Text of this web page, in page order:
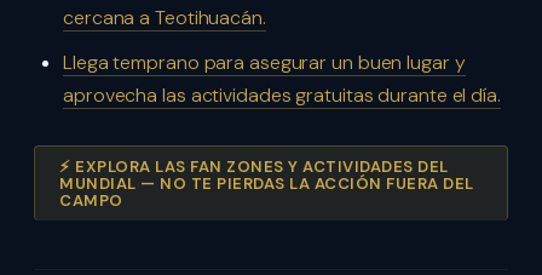
cercana a Teotihuacán.
Llega temprano para asegurar un buen lugar y
aprovecha las actividades gratuitas durante el día.
⚡ EXPLORA LAS FAN ZONES Y ACTIVIDADES DEL
MUNDIAL — NO TE PIERDAS LA ACCIÓN FUERA DEL
CAMPO